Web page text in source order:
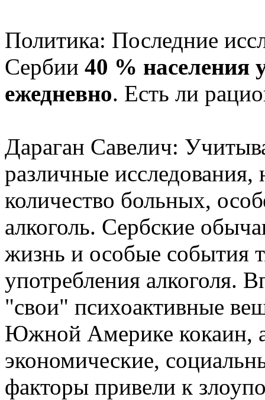
Политика: Последние
Сербии 40 % населения
ежедневно. Есть ли
Дараган Савелич:
различные исследования,
количество больных,
алкоголь. Сербские
жизнь и особые события
употребления алкоголя.
"свои" психоактивные
Южной Америке кокаин,
экономические,
факторы привели к